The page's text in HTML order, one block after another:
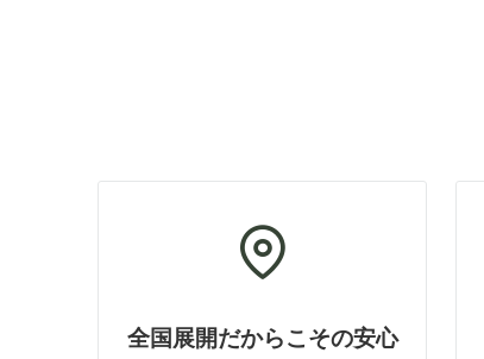
全国展開だからこその安心